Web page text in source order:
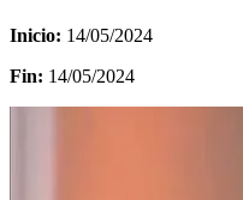
Inicio: 14/05/2024
Fin: 14/05/2024